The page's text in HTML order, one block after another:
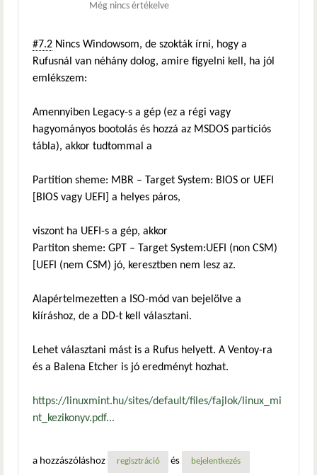
Még nincs értékelve
#7.2 Nincs Windowsom, de szokták írni, hogy a
Rufusnál van néhány dolog, amire figyelni kell, ha jól
emlékszem:
Amennyiben Legacy-s a gép (ez a régi vagy
hagyományos bootolás és hozzá az MSDOS partíciós
tábla), akkor tudtommal a
Partition sheme: MBR – Target System: BIOS or UEFI
[BIOS vagy UEFI] a helyes páros,
viszont ha UEFI-s a gép, akkor
Partiton sheme: GPT – Target System:UEFI (non CSM)
[UEFI (nem CSM) jó, keresztben nem lesz az.
Alapértelmezetten a ISO-mód van bejelölve a
kiíráshoz, de a DD-t kell választani.
Lehet választani mást is a Rufus helyett. A Ventoy-ra
és a Balena Etcher is jó eredményt hozhat.
https://linuxmint.hu/sites/default/files/fajlok/linux_mi
nt_kezikonyv.pdf...
a hozzászóláshoz regisztráció és bejelentkezés